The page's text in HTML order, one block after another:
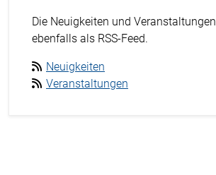
Die Neuigkeiten und
ebenfalls als RSS-Feed.
Neuigkeiten
Veranstaltungen